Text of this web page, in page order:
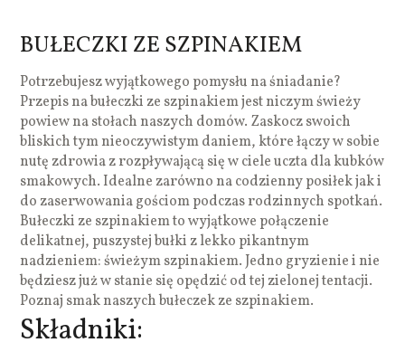
BUŁECZKI ZE SZPINAKIEM
Potrzebujesz wyjątkowego pomysłu na śniadanie?
Przepis na bułeczki ze szpinakiem jest niczym świeży
powiew na stołach naszych domów. Zaskocz swoich
bliskich tym nieoczywistym daniem, które łączy w sobie
nutę zdrowia z rozpływającą się w ciele uczta dla kubków
smakowych. Idealne zarówno na codzienny posiłek jak i
do zaserwowania gościom podczas rodzinnych spotkań.
Bułeczki ze szpinakiem to wyjątkowe połączenie
delikatnej, puszystej bułki z lekko pikantnym
nadzieniem: świeżym szpinakiem. Jedno gryzienie i nie
będziesz już w stanie się opędzić od tej zielonej tentacji.
Poznaj smak naszych bułeczek ze szpinakiem.
Składniki: